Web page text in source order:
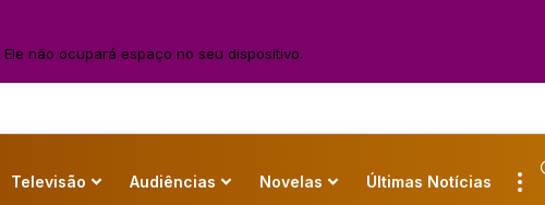
não ocupará espaço no seu dispositivo.
Televisão Audiências Novelas Últimas Notícias